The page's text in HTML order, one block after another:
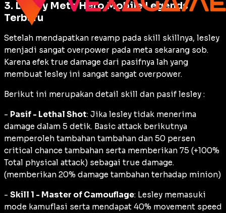
3. Lesley Meta Hero Mobile Legends
Terbaru
Setelah mendapatkan revamp pada skill skillnya, lesley
menjadi sangat overpower pada meta sekarang sob.
Karena efek true damage dari pasifnya lah yang
membuat lesley ini sangat sangat overpower.
Berikut ini merupakan detail skill dan pasif lesley :
- Pasif - Lethal Shot: Jika lesley tidak menerima
damage dalam 5 detik. Basic attack berikutnya
memperoleh tambahan tambahan dan 50 persen
critical chance tambahan serta memberikan 75 (+100%
Total physical attack) sebagai true damage.
(memberikan 20% damage tambahan terhadap minion)
- Skill 1 - Master of Camouflage: Lesley memasuki
mode kamuflasi serta mendapat 40% movement speed